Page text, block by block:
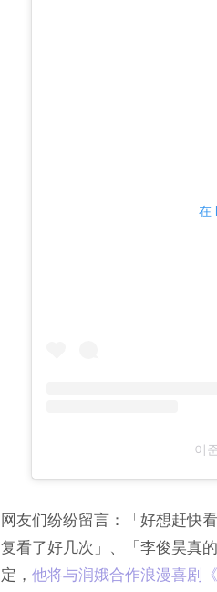
在
이
网友们纷纷留言：「好想赶快
复看了好几次」、「李俊昊真
定， 他将与润娥合作浪漫喜剧